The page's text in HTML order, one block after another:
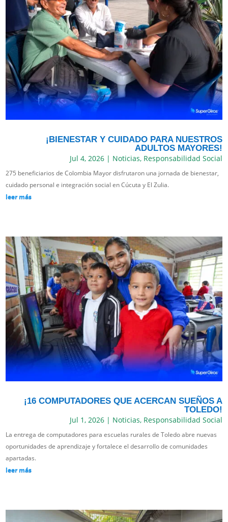
¡BIENESTAR Y CUIDADO PARA NUESTROS
ADULTOS MAYORES!
Jul 4, 2026| Noticias, Responsabilidad Social
275 beneficiarios de Colombia Mayor disfrutaron una jornada de bienestar,
cuidado personal e integración social en Cúcuta y El Zulia.
leer más
¡16 COMPUTADORES QUE ACERCAN SUEÑOS A
TOLEDO!
Jul 1, 2026| Noticias, Responsabilidad Social
La entrega de computadores para escuelas rurales de Toledo abre nuevas
oportunidades de aprendizaje y fortalece el desarrollo de comunidades
apartadas.
leer más